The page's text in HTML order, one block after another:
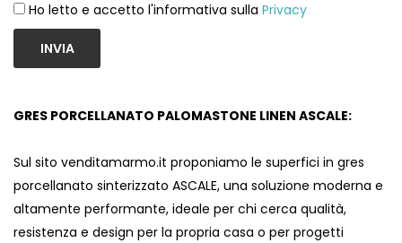
Ho letto e accetto l'informativa sulla Privacy
INVIA
GRES PORCELLANATO PALOMASTONE LINEN ASCALE:
Sul sito venditamarmo.it proponiamo le superfici in gres
porcellanato sinterizzato ASCALE, una soluzione moderna e
altamente performante, ideale per chi cerca qualità,
resistenza e design per la propria casa o per progetti